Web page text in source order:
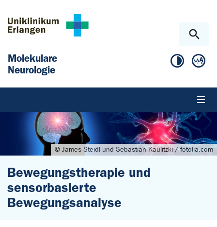
Molekulare
Neurologie
© James Steidl und Sebastian Kaulitzki / fotolia.com
Bewegungstherapie und
sensorbasierte
Bewegungsanalyse